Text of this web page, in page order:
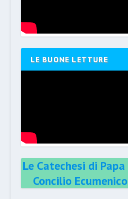
LE BUONE LETTURE
Le Catechesi di
Concilio